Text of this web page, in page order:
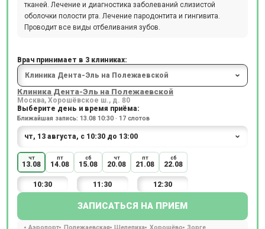
тканей. Лечение и диагностика заболеваний слизистой
оболочки полости рта. Лечение пародонтита и гингивита.
Проводит все виды отбеливания зубов.
Врач принимает в 3 клиниках:
Клиника Дента-Эль на Полежаевской
Москва, Хорошёвское ш., д. 80
Выберите день и время приёма:
Ближайшая запись: 13.08 10:30 · 17 слотов
чт
13.08
пт
14.08
сб
15.08
чт
20.08
пт
21.08
сб
22.08
10:30 11:30 12:30
ЗАПИСАТЬСЯ НА ПРИЕМ
Аэропорт Полежаевская Шелепиха Хорошёво
Зорге